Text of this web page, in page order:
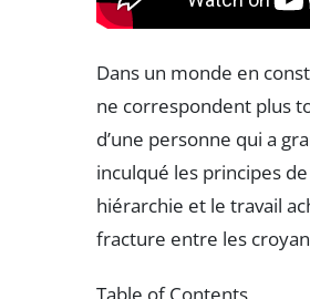
Dans un monde en
ne correspondent plus
d’une personne qui a
inculqué les principes
hiérarchie et le travail
fracture entre les
Table of Contents